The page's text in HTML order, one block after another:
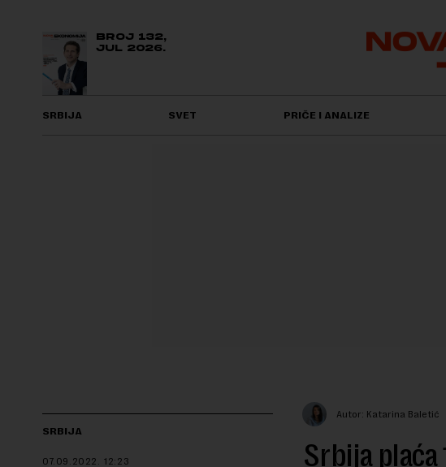
BROJ 132,
JUL 2026.
SRBIJA SVET PRIČE I ANALIZE
SRBIJA
07.09.2022. 12:23
Autor: Katarina Baletić
Srbija